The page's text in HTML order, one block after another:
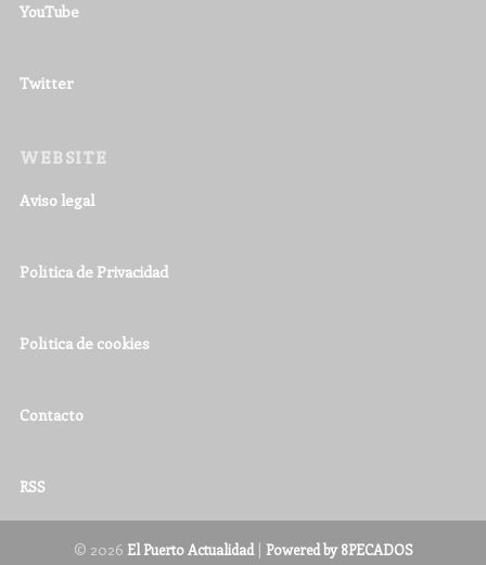
YouTube
Twitter
WEBSITE
Aviso legal
Política de Privacidad
Política de cookies
Contacto
RSS
© 2026 El Puerto Actualidad| Powered by 8PECADOS